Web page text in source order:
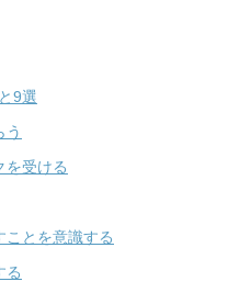
9選
う
を受ける
ことを意識する
る